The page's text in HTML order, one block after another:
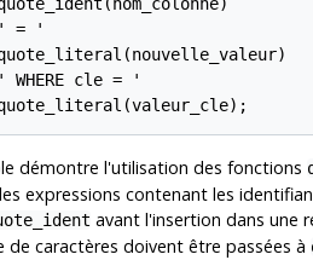
= '
WHERE cle = '
démontre l'utilisation des fonctions
expressions contenant les
avant l'insertion dans une
de caractères doivent être passées à